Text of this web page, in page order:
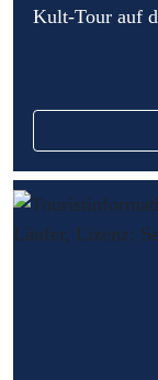
Kult-Tour auf